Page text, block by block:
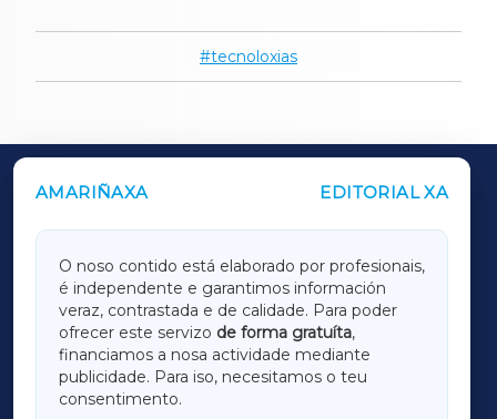
tecnoloxias
AMARIÑAXA EDITORIAL XA
O noso contido está elaborado por profesionais,
é independente e garantimos información
veraz, contrastada e de calidade. Para poder
ofrecer este servizo de forma gratuíta,
financiamos a nosa actividade mediante
publicidade. Para iso, necesitamos o teu
consentimento.
OUTROS PERIÓDICOS
LUGOXA
TERRACHAXA